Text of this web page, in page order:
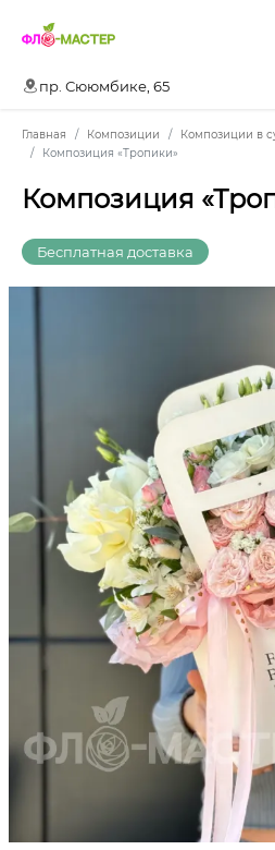
пр. Сююмбике, 65
Главная Композиции
Композиции в
Композиция «Тропики»
Композиция
Бесплатная доставка